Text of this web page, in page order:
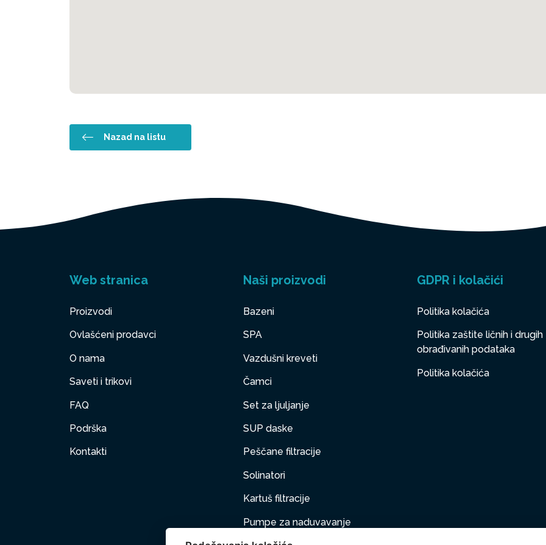
Nazad na listu
Web stranica
Proizvodi
Ovlašćeni prodavci
O nama
Saveti i trikovi
FAQ
Podrška
Kontakti
Naši proizvodi
Bazeni
SPA
Vazdušni kreveti
Čamci
Set za ljuljanje
SUP daske
Peščane filtracije
Solinatori
Kartuš filtracije
Pumpe za naduvavanje
GDPR i kolačići
Politika kolačića
Politika zaštite ličnih i drugih
obrađivanih podataka
Politika kolačića